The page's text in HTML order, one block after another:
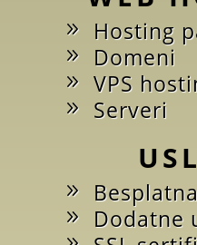
Hosting
Domeni
VPS
Serveri
Dodatne